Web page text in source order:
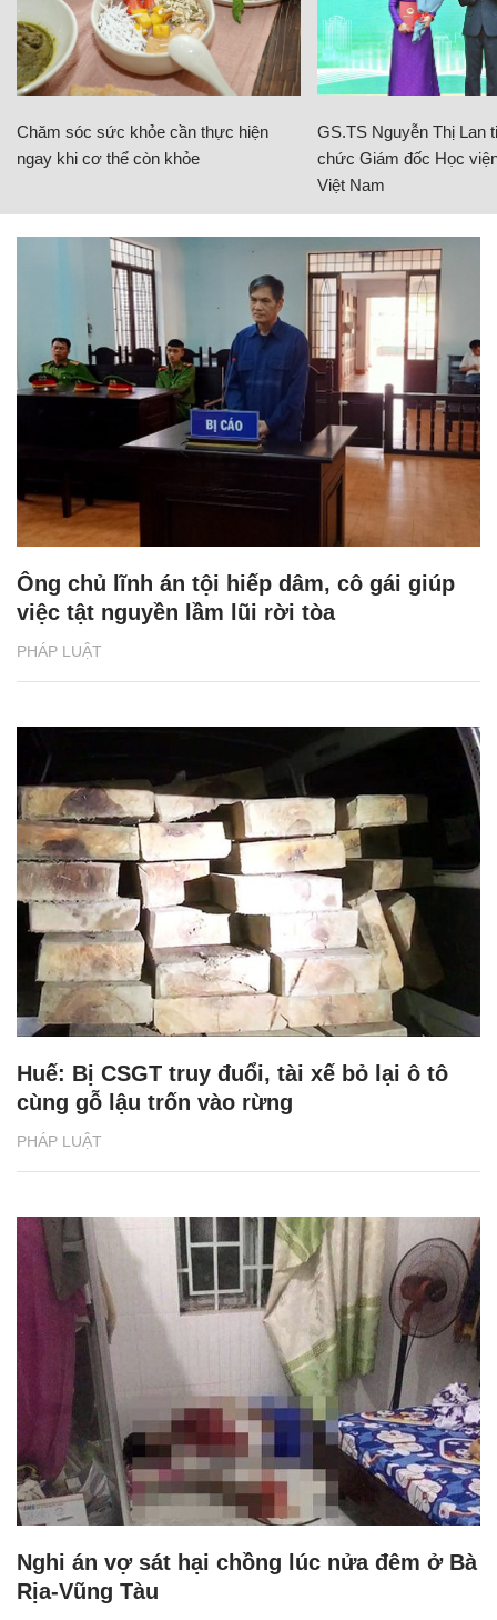
Chăm sóc sức khỏe cần thực hiện
ngay khi cơ thể còn khỏe
GS.TS Nguyễn Thị Lan
chức Giám đốc Học
Việt Nam
PHÁP LUẬT
Ông chủ lĩnh án tội hiếp dâm, cô gái giúp
việc tật nguyền lầm lũi rời tòa
PHÁP LUẬT
Huế: Bị CSGT truy đuổi, tài xế bỏ lại ô tô
cùng gỗ lậu trốn vào rừng
Nghi án vợ sát hại chồng lúc nửa đêm ở Bà
Rịa-Vũng Tàu